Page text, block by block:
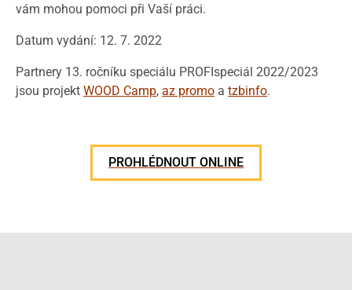
vám mohou pomoci při Vaší práci.
Datum vydání: 12. 7. 2022
Partnery 13. ročníku speciálu PROFIspeciál 2022/2023
jsou projekt WOOD Camp, az promo a tzbinfo.
PROHLÉDNOUT ONLINE